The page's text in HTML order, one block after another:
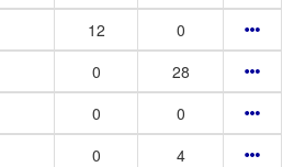
12
0
0
28
0
0
0
4